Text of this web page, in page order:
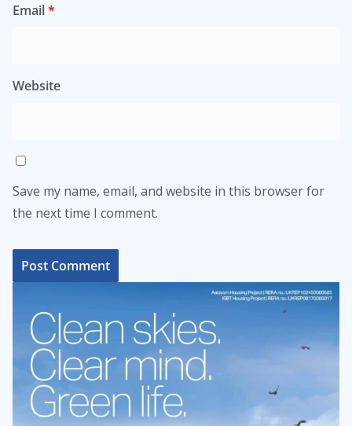
Email*
Website
Save my name, email, and website in this browser for
the next time I comment.